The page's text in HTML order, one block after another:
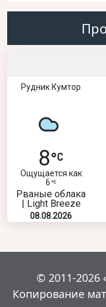
Рудник Кумтор
8
Ощущается как
6
Рваные облака
| Light Breeze
08.08.2026
© 2011-2026
Копирование